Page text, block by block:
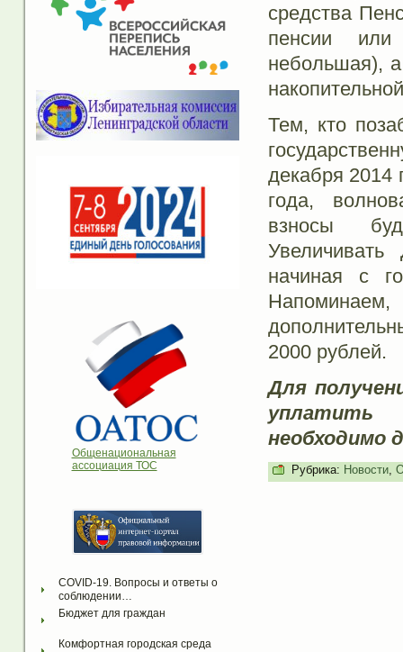
Общенациональная
ассоциация ТОС
COVID-19. Вопросы и ответы о
соблюдении…
Бюджет для граждан
Комфортная городская среда
средства
пенсии
небольшая),
Тем, кто
декабря 2014
года,
взносы
начиная с
2000 рублей.
Для
уплатить
необходимо
Рубрика: Новости,